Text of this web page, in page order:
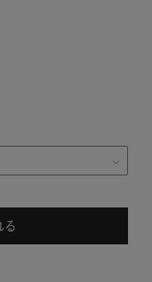
る